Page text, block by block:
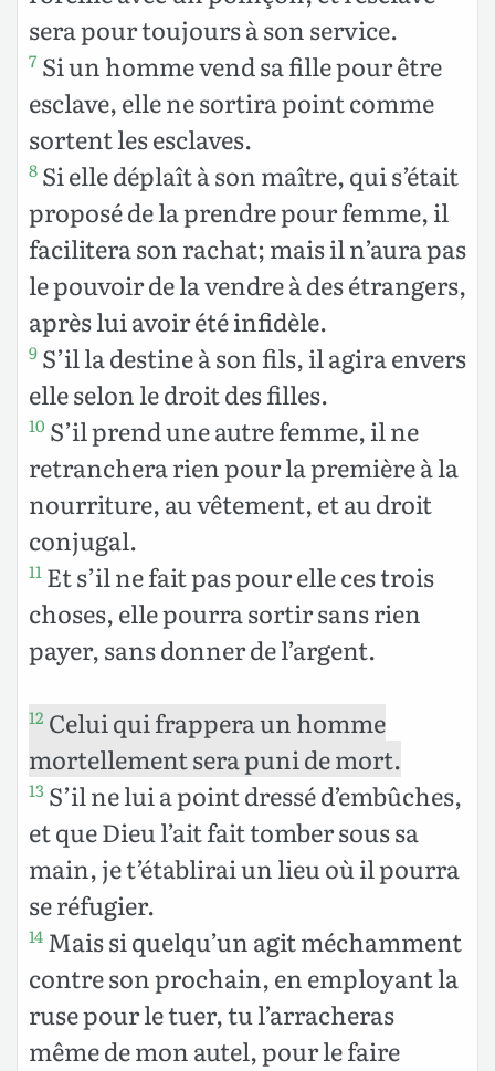
sera pour toujours à son service.
7 Si un homme vend sa fille pour être
esclave, elle ne sortira point comme
sortent les esclaves.
8 Si elle déplaît à son maître, qui s’était
proposé de la prendre pour femme, il
facilitera son rachat; mais il n’aura pas
le pouvoir de la vendre à des étrangers,
après lui avoir été infidèle.
9 S’il la destine à son fils, il agira envers
elle selon le droit des filles.
10 S’il prend une autre femme, il ne
retranchera rien pour la première à la
nourriture, au vêtement, et au droit
conjugal.
11 Et s’il ne fait pas pour elle ces trois
choses, elle pourra sortir sans rien
payer, sans donner de l’argent.
12 Celui qui frappera un homme
mortellement sera puni de mort.
13 S’il ne lui a point dressé d’embûches,
et que Dieu l’ait fait tomber sous sa
main, je t’établirai un lieu où il pourra
se réfugier.
14 Mais si quelqu’un agit méchamment
contre son prochain, en employant la
ruse pour le tuer, tu l’arracheras
même de mon autel, pour le faire